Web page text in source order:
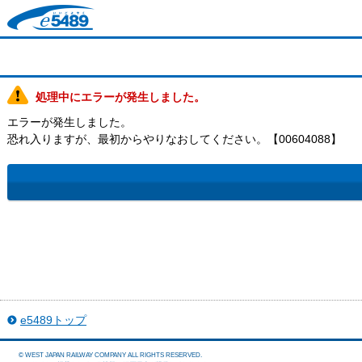
処理中にエラーが発生しました。
エラーが発生しました。
恐れ入りますが、最初からやりなおしてください。【00604088】
e5489トップ
© WEST JAPAN RAILWAY COMPANY ALL RIGHTS RESERVED.